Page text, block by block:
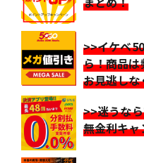
>>イケベ
ら！商品
お見逃しな
>>迷うな
無金利キャ